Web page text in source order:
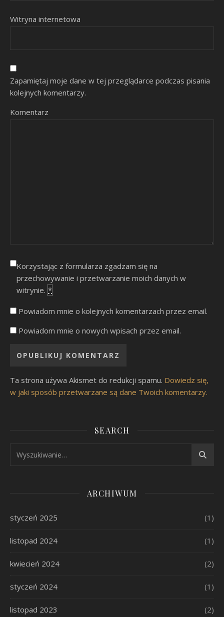
Witryna internetowa
Zapamiętaj moje dane w tej przeglądarce podczas pisania
kolejnych komentarzy.
Komentarz
Korzystając z formularza zgadzam się na
przechowywanie i przetwarzanie moich danych w
witrynie. *
Powiadom mnie o kolejnych komentarzach przez email.
Powiadom mnie o nowych wpisach przez email.
Ta strona używa Akismet do redukcji spamu. Dowiedz się,
w jaki sposób przetwarzane są dane Twoich komentarzy.
SEARCH
ARCHIWUM
styczeń 2025 (1)
listopad 2024 (1)
kwiecień 2024 (2)
styczeń 2024 (1)
listopad 2023 (2)